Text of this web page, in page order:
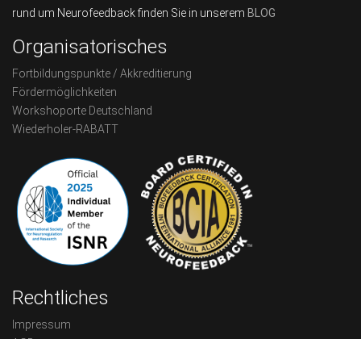
rund um Neurofeedback finden Sie in unserem BLOG
Organisatorisches
Fortbildungspunkte / Akkreditierung
Fördermöglichkeiten
Workshoporte Deutschland
Wiederholer-RABATT
Rechtliches
Impressum